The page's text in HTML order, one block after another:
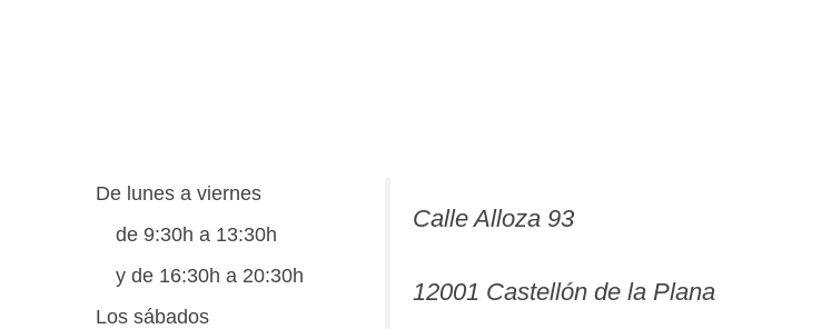
De lunes a viernes
de 9:30h a 13:30h
y de 16:30h a 20:30h
Los sábados
Calle Alloza 93
12001 Castellón de la Plana